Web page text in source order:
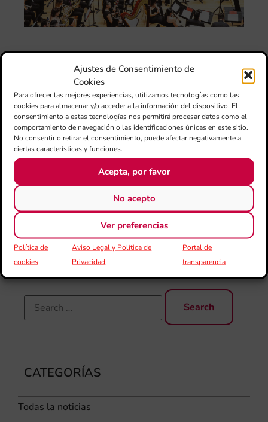
Ajustes de Consentimiento de
Cookies
Para ofrecer las mejores experiencias, utilizamos tecnologías como las
cookies para almacenar y/o acceder a la información del dispositivo. El
consentimiento a estas tecnologías nos permitirá procesar datos como el
comportamiento de navegación o las identificaciones únicas en este sitio.
No consentir o retirar el consentimiento, puede afectar negativamente a
ciertas características y funciones.
Acepta, por favor
No acepto
Ver preferencias
Política de
cookies
Aviso Legal y Política de
Privacidad
Portal de
transparencia
CATEGORÍAS
Todas la noticias